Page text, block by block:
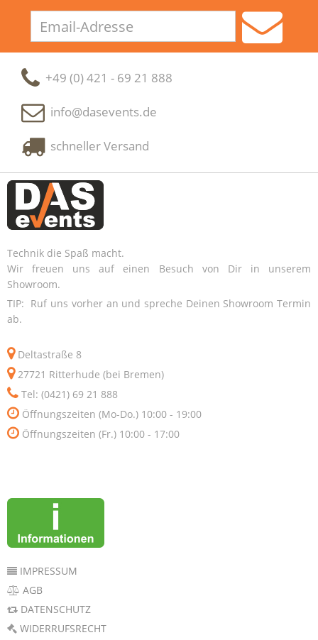
Adresse
+49 (0) 421 - 69 21 888
info@dasevents.de
schneller Versand
Technik die Spaß macht.
Wir freuen uns auf einen Besuch von Dir in unserem
Showroom.
TIP: Ruf uns vorher an und spreche Deinen Showroom Termin
ab.
Deltastraße 8
27721 Ritterhude (bei Bremen)
Tel: (0421) 69 21 888
Öffnungszeiten (Mo-Do.) 10:00 - 19:00
Öffnungszeiten (Fr.) 10:00 - 17:00
IMPRESSUM
AGB
DATENSCHUTZ
WIDERRUFSRECHT